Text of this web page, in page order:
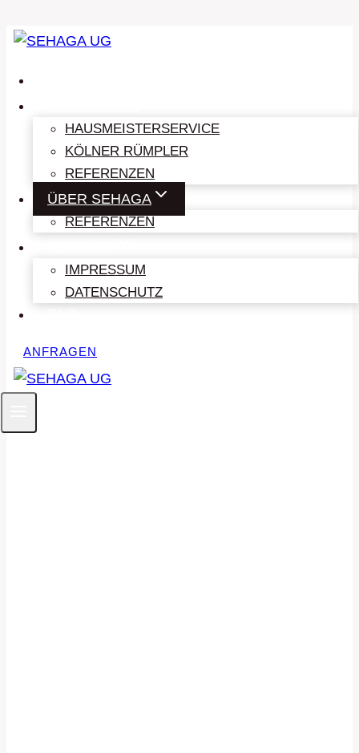
Zum
springen
HAUSMEISTERSERVICE
KÖLNER RÜMPLER
REFERENZEN
ÜBER SEHAGA
REFERENZEN
IMPRESSUM
DATENSCHUTZ
ANFRAGEN
Willkommen bei
SEHAGA UG